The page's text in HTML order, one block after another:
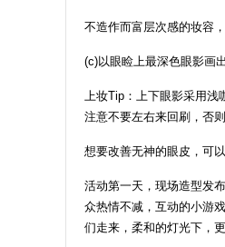
不造作而富层次感的妆容
(c)以眼睑上最深色眼影画
上妆Tip：上下眼影采用
注意不要左右来回刷，否
想要改善无神的眼皮，可
活动第一天，现场造型发
众热情不减，互动的小游
们走来，柔和的灯光下，